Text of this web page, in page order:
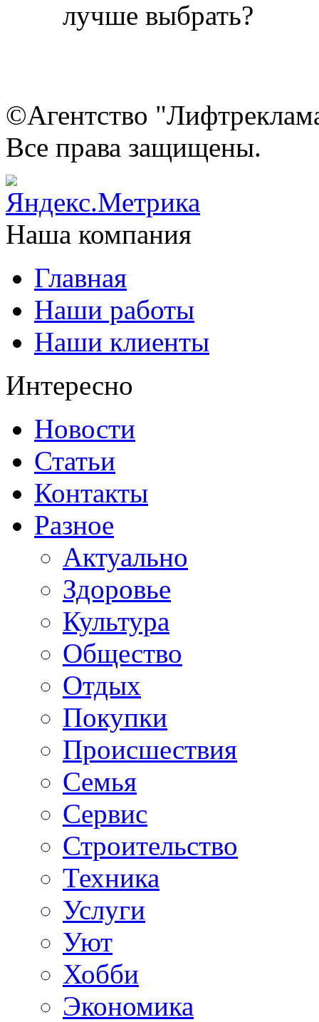
©Агентство
Все права защищены.
Наша компания
Главная
Наши работы
Наши клиенты
Интересно
Новости
Статьи
Контакты
Разное
Актуально
Здоровье
Культура
Общество
Отдых
Покупки
Происшествия
Семья
Сервис
Строительство
Техника
Услуги
Уют
Хобби
Экономика